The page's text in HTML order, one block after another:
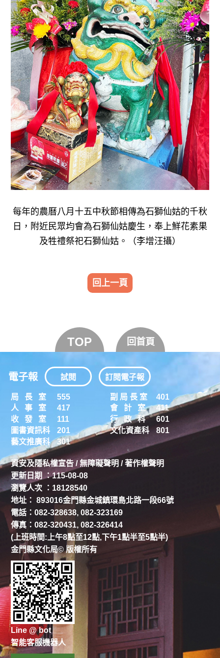
每年的農曆八月十五中秋節相傳為石獅仙姑的千秋
日，附近民眾均會為石獅仙姑慶生，奉上鮮花素果
及牲禮祭祀石獅仙姑。（李增汪攝）
回上一頁
TOP 回首頁
資安及隱私權宣告 /無障礙聲明 /著作權聲明
更新日期 ：115-08-08
瀏覽人次 ：18128540
地址： 893016金門縣金城鎮環島北路一段66號
電話：082-328638, 082-323169
傳真：082-320431, 082-326414
(上班時間:上午8點至12點,下午1點半至5點半)
金門縣文化局© 版權所有
Line @ bot
智能客服機器人
局 長 室 555 副 局 長 室
401
人 事 室
417 會 計 室
411
收 發 室
111 行 政 科
601
圖書資訊科
201 文化資產科
801
藝文推廣科
301
電子報 試閱 訂閱電子報